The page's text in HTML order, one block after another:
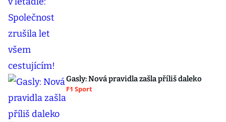
Gasly: Nová pravidla zašla příliš daleko
F1 Sport